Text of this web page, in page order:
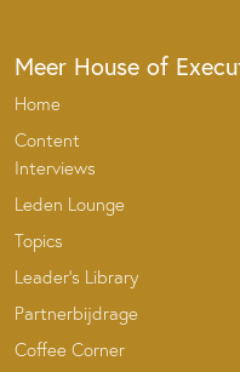
Meer House of
Home
Content
Interviews
Leden Lounge
Topics
Leader’s Library
Partnerbijdrage
Coffee Corner